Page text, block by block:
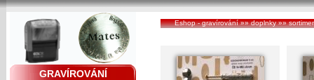
GRAVÍROVÁNÍ
Eshop - gravírování»»doplnky»»